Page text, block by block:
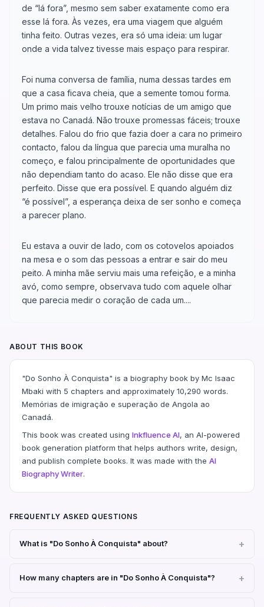
de “lá fora”, mesmo sem saber exatamente como era
esse lá fora. Às vezes, era uma viagem que alguém
tinha feito. Outras vezes, era só uma ideia: um lugar
onde a vida talvez tivesse mais espaço para respirar.
Foi numa conversa de família, numa dessas tardes em
que a casa ficava cheia, que a semente tomou forma.
Um primo mais velho trouxe notícias de um amigo que
estava no Canadá. Não trouxe promessas fáceis; trouxe
detalhes. Falou do frio que fazia doer a cara no primeiro
contacto, falou da língua que parecia uma muralha no
começo, e falou principalmente de oportunidades que
não dependiam tanto do acaso. Ele não disse que era
perfeito. Disse que era possível. E quando alguém diz
“é possível”, a esperança deixa de ser sonho e começa
a parecer plano.
Eu estava a ouvir de lado, com os cotovelos apoiados
na mesa e o som das pessoas a entrar e sair do meu
peito. A minha mãe serviu mais uma refeição, e a minha
avó, como sempre, observava tudo com aquele olhar
que parecia medir o coração de cada um....
ABOUT THIS BOOK
"Do Sonho À Conquista" is a biography book by Mc Isaac
Mbaki with 5 chapters and approximately 10,290 words.
Memórias de imigração e superação de Angola ao
Canadá.
This book was created using Inkfluence AI, an AI-powered
book generation platform that helps authors write, design,
and publish complete books. It was made with the AI
Biography Writer.
FREQUENTLY ASKED QUESTIONS
What is "Do Sonho À Conquista" about?
How many chapters are in "Do Sonho À Conquista"?